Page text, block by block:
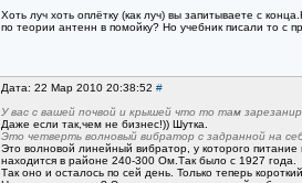
Хоть луч хоть оплётку (как луч) вы запитываете с
по теории антенн в помойку? Но учебник писали то с
Дата: 22 Мар 2010 20:38:52 #
У вас с вашей почвой и крышей что то там
Даже если так,чем не бизнес!)) Шутка.
Это четверть волновый вибратор с задранной на
Это волновой линейный вибратор, у которого
находится в районе 240-300 Ом.Так было с 1927 года.
Так оно и осталось по сей день. Только теперь